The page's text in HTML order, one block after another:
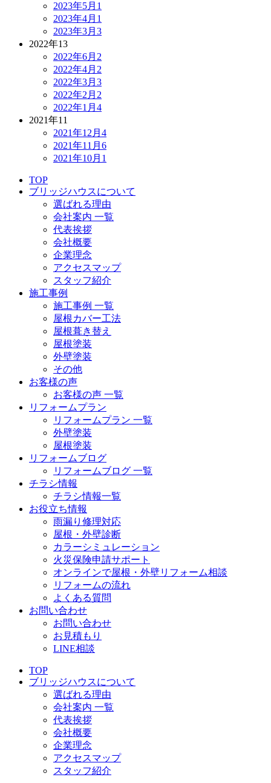
2023年5月 1
2023年4月 1
2023年3月 3
2022年13
2022年6月 2
2022年4月 2
2022年3月 3
2022年2月 2
2022年1月 4
2021年11
2021年12月 4
2021年11月 6
2021年10月 1
TOP
ブリッジハウスについて
選ばれる理由
会社案内 一覧
代表挨拶
会社概要
企業理念
アクセスマップ
スタッフ紹介
施工事例
施工事例 一覧
屋根カバー工法
屋根葺き替え
屋根塗装
外壁塗装
その他
お客様の声
お客様の声 一覧
リフォームプラン
リフォームプラン 一覧
外壁塗装
屋根塗装
リフォームブログ
リフォームブログ 一覧
チラシ情報
チラシ情報一覧
お役立ち情報
雨漏り修理対応
屋根・外壁診断
カラーシミュレーション
火災保険申請サポート
オンラインで屋根・外壁リフォーム相談
リフォームの流れ
よくある質問
お問い合わせ
お問い合わせ
お見積もり
LINE相談
TOP
ブリッジハウスについて
選ばれる理由
会社案内 一覧
代表挨拶
会社概要
企業理念
アクセスマップ
スタッフ紹介